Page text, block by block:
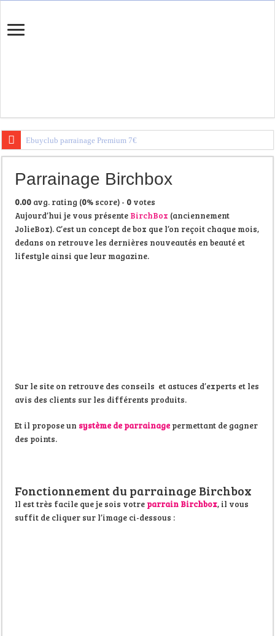
Ebuyclub parrainage Premium 7€
Igraal Parrainage Premium
Trouvez votre banque en ligne
Parrainage Birchbox
0.00 avg. rating (0% score) - 0 votes
Aujourd’hui je vous présente BirchBox (anciennement
JolieBox). C’est un concept de box que l’on reçoit chaque mois,
dedans on retrouve les dernières nouveautés en beauté et
lifestyle ainsi que leur magazine.
Sur le site on retrouve des conseils et astuces d’experts et les
avis des clients sur les différents produits.
Et il propose un système de parrainage permettant de gagner
des points.
Fonctionnement du parrainage Birchbox
Il est très facile que je sois votre parrain Birchbox, il vous
suffit de cliquer sur l’image ci-dessous :